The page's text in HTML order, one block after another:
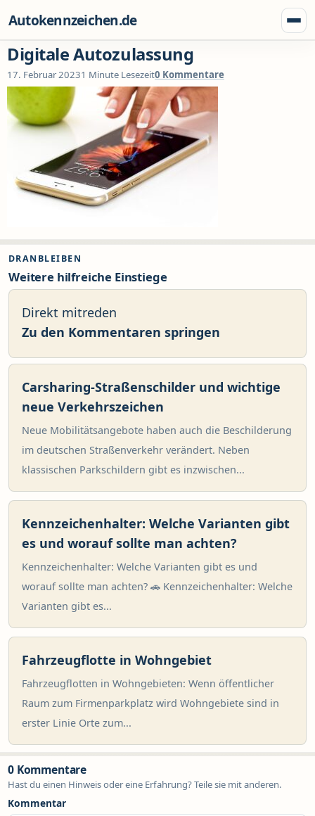
Autokennzeichen.de
Digitale Autozulassung
17. Februar 20231 Minute Lesezeit0 Kommentare
DRANBLEIBEN
Weitere hilfreiche Einstiege
Direkt mitreden
Zu den Kommentaren springen
Carsharing-Straßenschilder und wichtige
neue Verkehrszeichen
Neue Mobilitätsangebote haben auch die Beschilderung
im deutschen Straßenverkehr verändert. Neben
klassischen Parkschildern gibt es inzwischen...
Kennzeichenhalter: Welche Varianten gibt
es und worauf sollte man achten?
Kennzeichenhalter: Welche Varianten gibt es und
worauf sollte man achten? 🚗 Kennzeichenhalter: Welche
Varianten gibt es...
Fahrzeugflotte in Wohngebiet
Fahrzeugflotten in Wohngebieten: Wenn öffentlicher
Raum zum Firmenparkplatz wird Wohngebiete sind in
erster Linie Orte zum...
0 Kommentare
Hast du einen Hinweis oder eine Erfahrung? Teile sie mit anderen.
Kommentar